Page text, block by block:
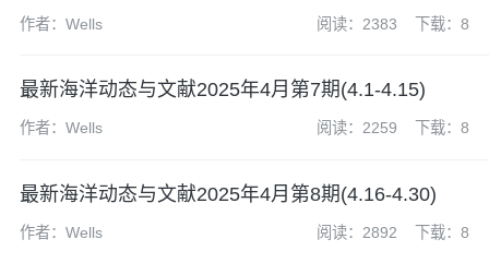
作者：Wells 阅读：2383 下载：8
最新海洋动态与文献2025年4月第7期(4.1-4.15)
作者：Wells 阅读：2259 下载：8
最新海洋动态与文献2025年4月第8期(4.16-4.30)
作者：Wells 阅读：2892 下载：8